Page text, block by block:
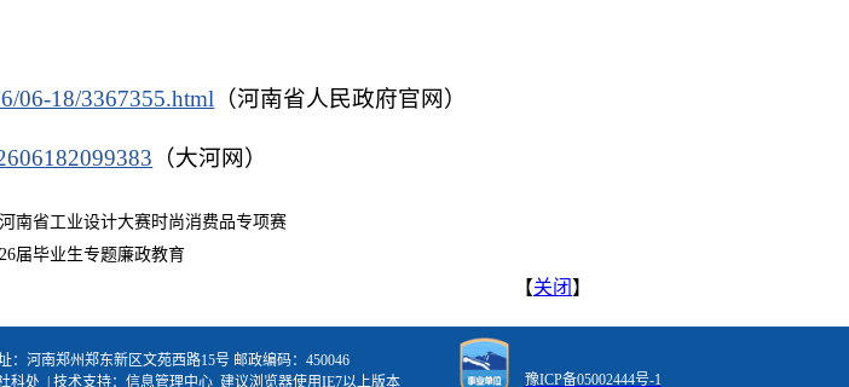
06-18/3367355.html （河南省人民政府官网）
（大河网）
南省工业设计大赛时尚消费品专项赛
届毕业生专题廉政教育
【关闭 】
：河南郑州郑东新区文苑西路15号 邮政编码：450046
科处 | 技术支持：信息管理中心 建议浏览器使用IE7以上版本
豫ICP备05002444号-1